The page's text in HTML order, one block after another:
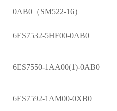
0AB0（SM522-16）
6ES7532-5HF00-0AB0
6ES7550-1AA00(1)-0AB0
6ES7592-1AM00-0XB0